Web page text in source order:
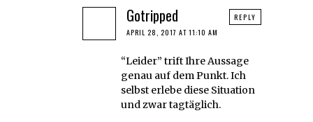
Gotripped
APRIL 28, 2017 AT 11:10 AM
“Leider” trift Ihre Aussage
genau auf dem Punkt. Ich
selbst erlebe diese Situation
und zwar tagtäglich.
REPLY